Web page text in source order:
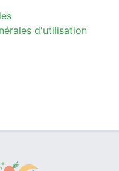
d'utilisation